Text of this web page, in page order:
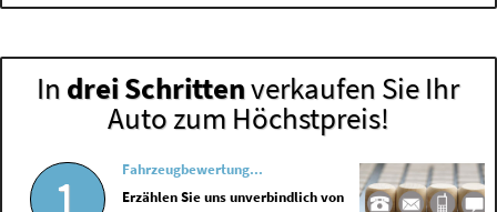
In drei Schrittenverkaufen Sie Ihr
Auto zum Höchstpreis!
1
Fahrzeugbewertung...
Erzählen Sie uns unverbindlich von